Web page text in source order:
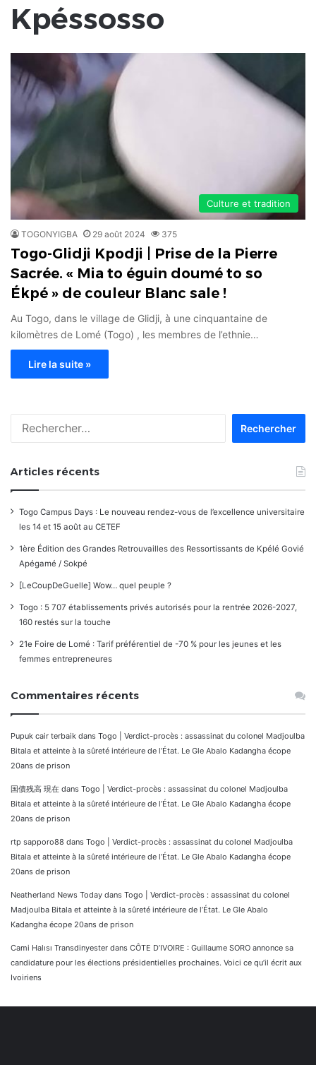
Kpéssosso
Culture et tradition
TOGONYIGBA 29 août 2024 375
Togo-Glidji Kpodji | Prise de la Pierre
Sacrée. « Mia to éguin doumé to so
Ékpé » de couleur Blanc sale !
Au Togo, dans le village de Glidji, à une cinquantaine de
kilomètres de Lomé (Togo) , les membres de l’ethnie…
Lire la suite »
Articles récents
Togo Campus Days : Le nouveau rendez-vous de l’excellence universitaire
les 14 et 15 août au CETEF
1ère Édition des Grandes Retrouvailles des Ressortissants de Kpélé Govié
Apégamé / Sokpé
[LeCoupDeGuelle] Wow… quel peuple ?
Togo : 5 707 établissements privés autorisés pour la rentrée 2026-2027,
160 restés sur la touche
21e Foire de Lomé : Tarif préférentiel de -70 % pour les jeunes et les
femmes entrepreneures
Commentaires récents
Pupuk cair terbaik dans Togo | Verdict-procès : assassinat du colonel Madjoulba
Bitala et atteinte à la sûreté intérieure de l’État. Le Gle Abalo Kadangha écope
20ans de prison
国債残高 現在 dans Togo | Verdict-procès : assassinat du colonel Madjoulba
Bitala et atteinte à la sûreté intérieure de l’État. Le Gle Abalo Kadangha écope
20ans de prison
rtp sapporo88 dans Togo | Verdict-procès : assassinat du colonel Madjoulba
Bitala et atteinte à la sûreté intérieure de l’État. Le Gle Abalo Kadangha écope
20ans de prison
Neatherland News Today dans Togo | Verdict-procès : assassinat du colonel
Madjoulba Bitala et atteinte à la sûreté intérieure de l’État. Le Gle Abalo
Kadangha écope 20ans de prison
Cami Halısı Transdinyester dans CÔTE D’IVOIRE : Guillaume SORO annonce sa
candidature pour les élections présidentielles prochaines. Voici ce qu’il écrit aux
Ivoiriens